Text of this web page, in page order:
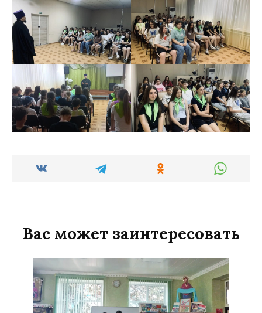
Вас может заинтересовать